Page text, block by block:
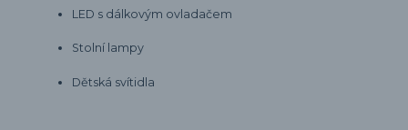
LED s dálkovým ovladačem
Stolní lampy
Dětská svítidla